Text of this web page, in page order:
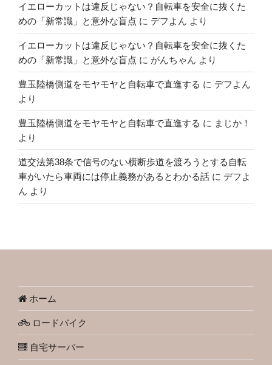
イエローカットは違反じゃない？自転車を安全に抜くた
めの「新常識」と意外な盲点 に デフよん より
イエローカットは違反じゃない？自転車を安全に抜くた
めの「新常識」と意外な盲点 に がんちゃん より
豊玉陸橋側道をモヤモヤと自転車で直進する に デフよん
より
豊玉陸橋側道をモヤモヤと自転車で直進する に まじか！
より
道交法第38条で信号のない横断歩道を渡ろうとする自転
車がいたら車両には停止義務があるとわかる話 に デフよ
ん より
ホーム
ロードバイク
自宅サーバー